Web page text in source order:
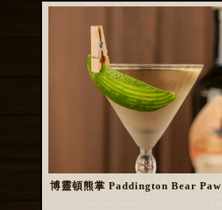
博靈頓熊掌 Paddington Bear Paw